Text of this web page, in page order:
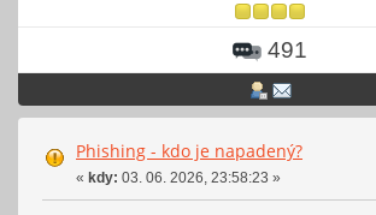
491
Phishing - kdo je napadený?
« kdy: 03. 06. 2026, 23:58:23 »